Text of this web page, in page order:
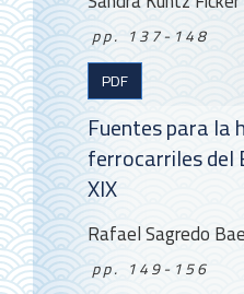
pp. 137-148
PDF
Fuentes para la
ferrocarriles del
XIX
Rafael Sagredo
pp. 149-156